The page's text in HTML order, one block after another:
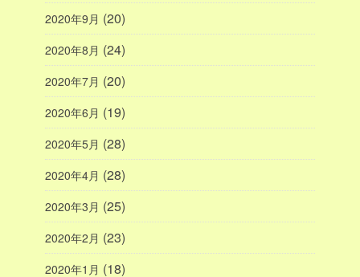
2020年9月 (20)
2020年8月 (24)
2020年7月 (20)
2020年6月 (19)
2020年5月 (28)
2020年4月 (28)
2020年3月 (25)
2020年2月 (23)
2020年1月 (18)